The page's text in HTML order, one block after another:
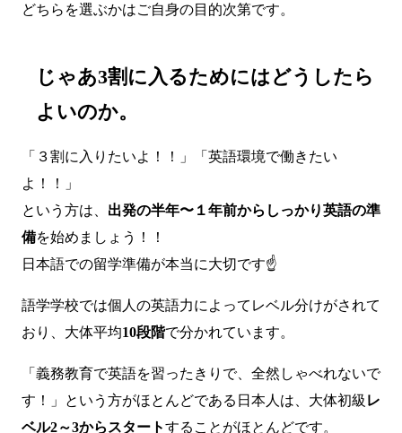
どちらを選ぶかはご自身の目的次第です。
じゃあ3割に入るためにはどうしたら
よいのか。
「３割に入りたいよ！！」「英語環境で働きたい
よ！！」
という方は、 出発の半年〜１年前からしっかり英語の準
備を始めましょう！！
日本語での留学準備が本当に大切です☝️
語学学校では個人の英語力によってレベル分けがされて
おり、大体平均10段階で分かれています。
「義務教育で英語を習ったきりで、全然しゃべれないで
す！」という方がほとんどである日本人は、大体初級 レ
ベル2～3からスタートすることがほとんどです。